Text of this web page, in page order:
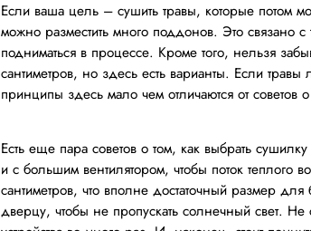
Если ваша цель – сушить травы, которые потом
можно разместить много поддонов. Это связано
подниматься в процессе. Кроме того, нельзя
сантиметров, но здесь есть варианты. Если
принципы здесь мало чем отличаются от советов
Есть еще пара советов о том, как выбрать
и с большим вентилятором, чтобы поток
сантиметров, что вполне достаточный размер
дверцу, чтобы не пропускать солнечный свет.